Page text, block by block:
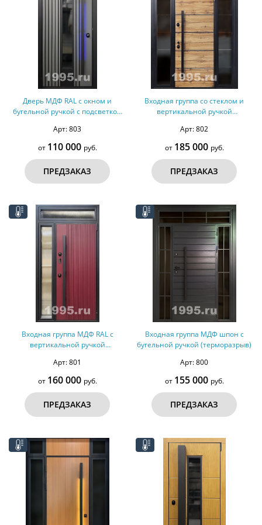
Дверь МДФ RAL с окном и
бугельной ручкой с подсветкой
Арт: 803
от 110 000 руб.
ПРЕДЗАКАЗ
Входная группа со стеклом и
вертикальной ручкой
сталь)
Арт: 802
от 185 000 руб.
ПРЕДЗАКАЗ
Входная группа МДФ RAL с
вертикальной ручкой
Арт: 801
от 160 000 руб.
ПРЕДЗАКАЗ
Входная группа МДФ шпон с
бугельной ручкой (терморазрыв)
Арт: 800
от 155 000 руб.
ПРЕДЗАКАЗ